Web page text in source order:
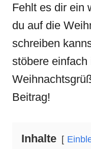
Fehlt es dir ein
du auf die
schreiben
stöbere einfach
Beitrag!
Inhalte